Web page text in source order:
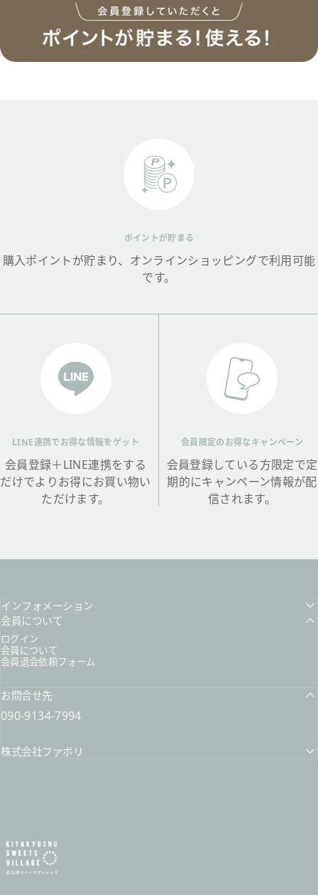
ポイントが貯まる
購入ポイントが貯まり、オンラインショッピングで利用可能
です。
LINE連携でお得な情報をゲット
会員登録＋LINE連携をする
だけでよりお得にお買い物い
ただけます。
会員限定のお得なキャンペーン
会員登録している方限定で定
期的にキャンペーン情報が配
信されます。
インフォメーション
会員について
ログイン
会員について
会員退会依頼フォーム
お問合せ先
090-9134-7994
株式会社ファボリ